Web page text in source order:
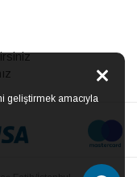
geliştirmek amacıyla